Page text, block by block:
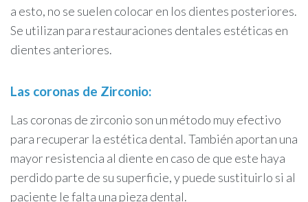
a esto, no se suelen colocar en los dientes posteriores.
Se utilizan para restauraciones dentales estéticas en
dientes anteriores.
Las coronas de Zirconio:
Las coronas de zirconio son un método muy efectivo
para recuperar la estética dental. También aportan una
mayor resistencia al diente en caso de que este haya
perdido parte de su superficie, y puede sustituirlo si al
paciente le falta una pieza dental.